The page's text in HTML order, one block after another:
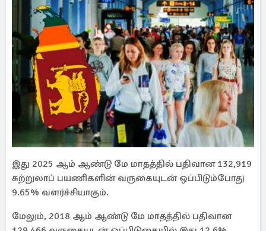
இது 2025 ஆம் ஆண்டு மே மாதத்தில் பதிவான 132,919
சுற்றுலாப் பயணிகளின் வருகையுடன் ஒப்பிடும்போது
9.65% வளர்ச்சியாகும்.
மேலும், 2018 ஆம் ஆண்டு மே மாதத்தில் பதிவான